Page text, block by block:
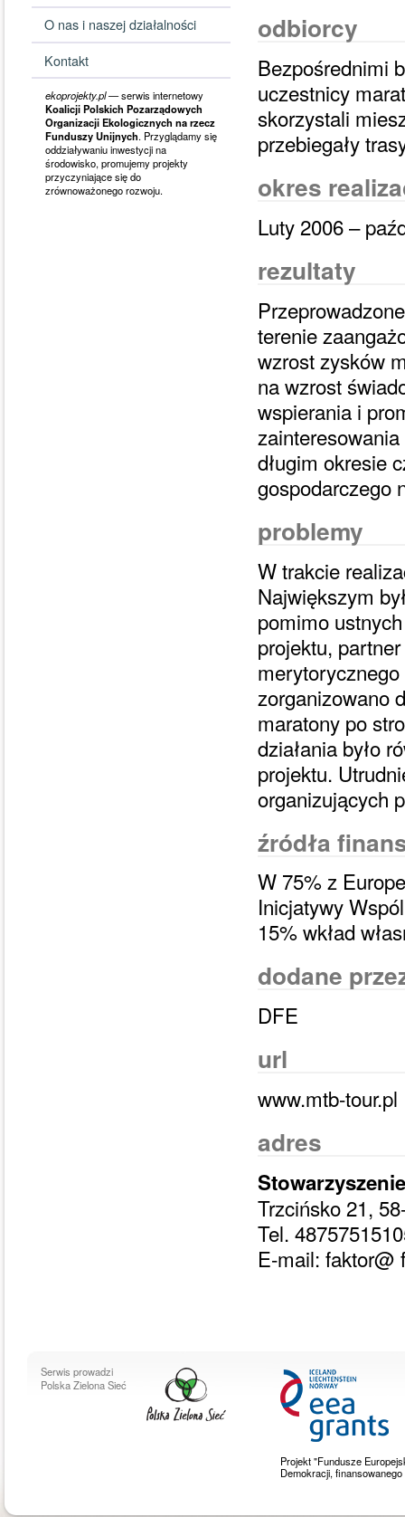
O nas i naszej działalności
Kontakt
ekoprojekty.pl— serwis internetowy
Koalicji Polskich Pozarządowych
Organizacji Ekologicznych na rzecz
Funduszy Unijnych. Przyglądamy się
oddziaływaniu inwestycji na
środowisko, promujemy projekty
przyczyniające się do
zrównoważonego rozwoju.
odbiorcy
Bezpośrednimi
uczestnicy
skorzystali
przebiegały
okres
Luty 2006 –
rezultaty
terenie
wzrost zysków
na wzrost
wspierania i
długim okresie
gospodarczego
problemy
W trakcie
Największym
pomimo
projektu,
zorganizowano
maratony po
działania było
projektu.
organizujących
źródła
W 75% z
Inicjatywy
15% wkład
dodane
DFE
url
www.mtb-tour.pl
adres
Trzcińsko 21,
Tel.
E-mail: faktor@
Serwis prowadzi
Polska Zielona Sieć
Projekt "Fundusze
Demokracji,